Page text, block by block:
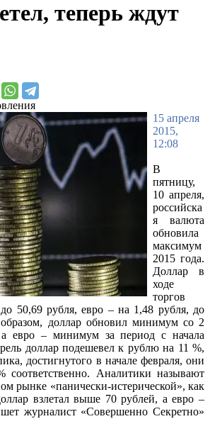
теперь ждут
15 апреля
2015,
12:08
В
пятницу,
10 апреля,
российска
я валюта
обновила
максимум
2015 года.
Доллар в
ходе
торгов
50,69 рубля, евро – на 1,48 рубля, до
доллар обновил минимум со 2
а евро – минимум за период с начала
доллар подешевел к рублю на 11 %,
достигнутого в начале февраля, они
Аналитики называют
рынке «панически-истерической», как
взлетал выше 70 рублей, а евро –
журналист «Совершенно Секретно»